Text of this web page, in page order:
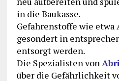
in die Baukasse.
Gefahrenstoffe wie etwa
gesondert in
entsorgt werden.
Die Spezialisten von
über die Gefährlichkeit